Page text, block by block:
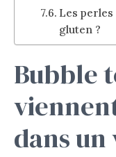
Les
gluten ?
Bubble
dans